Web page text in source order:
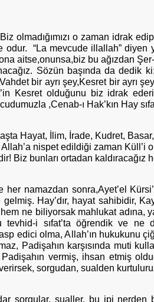
olmadığımızı o zaman idrak
“La mevcude illallah” diyen
aitse,onunsa,biz bu ağızdan
Sözün başında da dedik
bir ayrı şey,Kesret bir ayrı
Kesret olduğunu biz idrak
,Cenab-ı Hak’kın Hay
Hayat, İlim, İrade, Kudret,
nispet edildiği zaman Küll’i
Biz bunları ortadan
namazdan sonra,Ayet’el
Hay’dır, hayat sahibidir,
ne biliyorsak mahlukat adına,
i sıfat’ta öğrendik ve
edici olma, Allah’ın hukukunu
Padişahın karşısında muti
vermiş, ihsan etmiş
verirsek, sorgudan, sualden
sorgular, sualler, bu ipi nerden